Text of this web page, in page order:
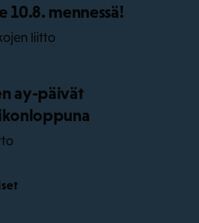
10.8. mennessä!
liitto
ay-päivät